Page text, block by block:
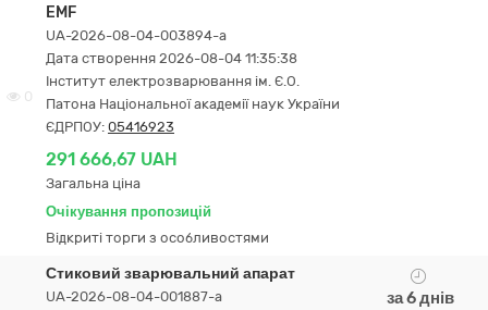
0
EMF
UA-2026-08-04-003894-a
Дата створення 2026-08-04 11:35:38
Інститут електрозварювання ім. Є.О.
Патона Національної академії наук України
ЄДРПОУ: 05416923
291 666,67 UAH
Загальна ціна
Очікування пропозицій
Відкриті торги з особливостями
Стиковий зварювальний апарат
UA-2026-08-04-001887-a
за 6 днів